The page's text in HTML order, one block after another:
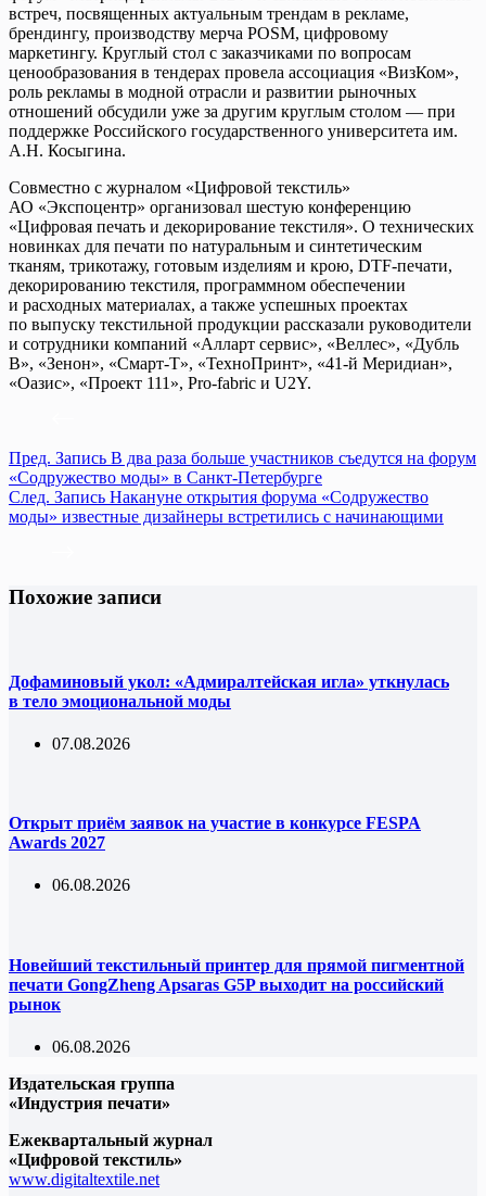
встреч, посвященных актуальным трендам в рекламе,
брендингу, производству мерча POSM, цифровому
маркетингу. Круглый стол с заказчиками по вопросам
ценообразования в тендерах провела ассоциация «ВизКом»,
роль рекламы в модной отрасли и развитии рыночных
отношений обсудили уже за другим круглым столом — при
поддержке Российского государственного университета им.
А.Н. Косыгина.
Совместно с журналом «Цифровой текстиль»
АО «Экспоцентр» организовал шестую конференцию
«Цифровая печать и декорирование текстиля». О технических
новинках для печати по натуральным и синтетическим
тканям, трикотажу, готовым изделиям и крою, DTF-печати,
декорированию текстиля, программном обеспечении
и расходных материалах, а также успешных проектах
по выпуску текстильной продукции рассказали руководители
и сотрудники компаний «Алларт сервис», «Веллес», «Дубль
В», «Зенон», «Смарт-Т», «ТехноПринт», «41-й Меридиан»,
«Оазис», «Проект 111», Pro-fabric и U2Y.
Пред. Запись В два раза больше участников съедутся на форум
«Содружество моды» в Санкт-Петербурге
След. Запись Накануне открытия форума «Содружество
моды» известные дизайнеры встретились с начинающими
Похожие записи
Дофаминовый укол: «Адмиралтейская игла» уткнулась
в тело эмоциональной моды
07.08.2026
Открыт приём заявок на участие в конкурсе FESPA
Awards 2027
06.08.2026
Новейший текстильный принтер для прямой пигментной
печати GongZheng Apsaras G5P выходит на российский
рынок
06.08.2026
Издательская группа
«Индустрия печати»
Ежеквартальный журнал
«Цифровой текстиль»
www.digitaltextile.net